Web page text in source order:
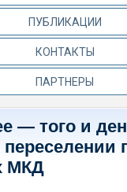
ПУБЛИКАЦИИ
КОНТАКТЫ
ПАРТНЕРЫ
— того и
переселении
МКД